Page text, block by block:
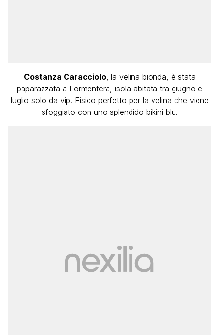
Costanza Caracciolo, la velina bionda, è stata
paparazzata a Formentera, isola abitata tra giugno e
luglio solo da vip. Fisico perfetto per la velina che viene
sfoggiato con uno splendido bikini blu.